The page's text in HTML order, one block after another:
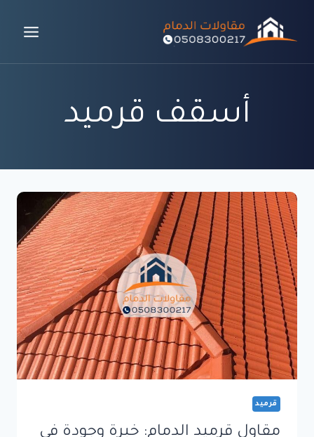
أسقف قرميد
قرميد
مقاول قرميد الدمام: خبرة وجودة في